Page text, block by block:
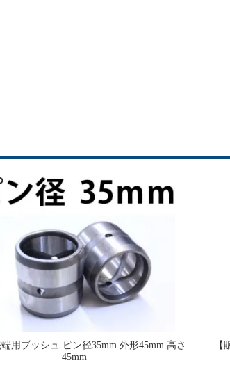
用ブッシュ ピン径35mm 外形45mm 高さ
45mm